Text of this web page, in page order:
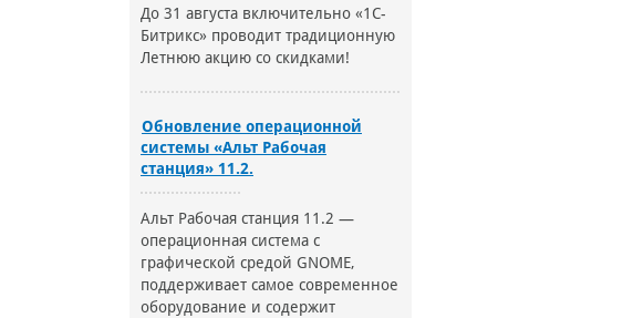
До 31 августа включительно «1С-
Битрикс» проводит традиционную
Летнюю акцию со скидками!
Обновление операционной
системы «Альт Рабочая
станция» 11.2.
Альт Рабочая станция 11.2 —
операционная система с
графической средой GNOME,
поддерживает самое современное
оборудование и содержит